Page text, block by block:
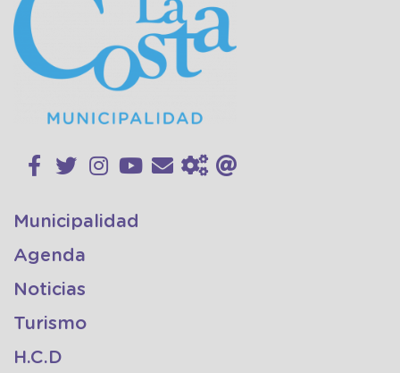
Municipalidad
Agenda
Noticias
Turismo
H.C.D